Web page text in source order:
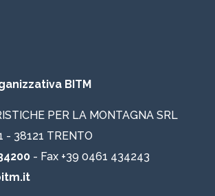
BITM
PER LA MONTAGNA SRL
- 38121 TRENTO
- Fax +39 0461 434243